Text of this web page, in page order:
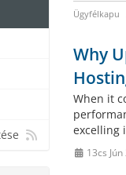
Ügyfélkapu
Why
When it
excelling
13cs